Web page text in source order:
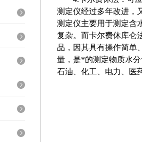
测定仪经过多年改进，
测定仪主要用于测定含
复杂。而卡尔费休库仑
品，因其具有操作简单
量，是*的测定物质水
石油、化工、电力、医